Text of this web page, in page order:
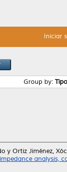
Iniciar
Group by:
y Ortiz Jiménez,
analysis,